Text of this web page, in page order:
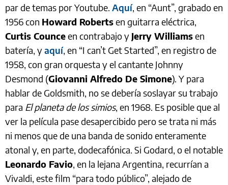
par de temas por Youtube. Aquí, en “Aunt”, grabado en
1956 con Howard Robertsen guitarra eléctrica,
Curtis Counceen contrabajo y Jerry Williamsen
batería, yaquí, en “I can’t Get Started”, en registro de
1958, con gran orquesta y el cantante Johnny
Desmond (Giovanni Alfredo De Simone). Y para
hablar de Goldsmith, no se debería soslayar su trabajo
para El planeta de los simios, en 1968. Es posible que al
ver la película pase desapercibido pero se trata ni más
ni menos que de una banda de sonido enteramente
atonal y, en parte, dodecafónica. Si Godard, o el notable
Leonardo Favio, en la lejana Argentina, recurrían a
Vivaldi, este film “para todo público”, alejado de